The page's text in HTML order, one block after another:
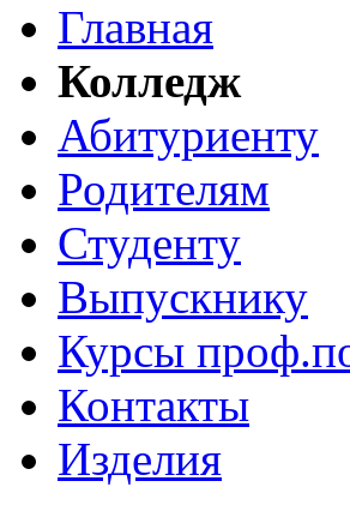
Главная
Колледж
Абитуриенту
Родителям
Студенту
Выпускнику
Курсы
Контакты
Изделия